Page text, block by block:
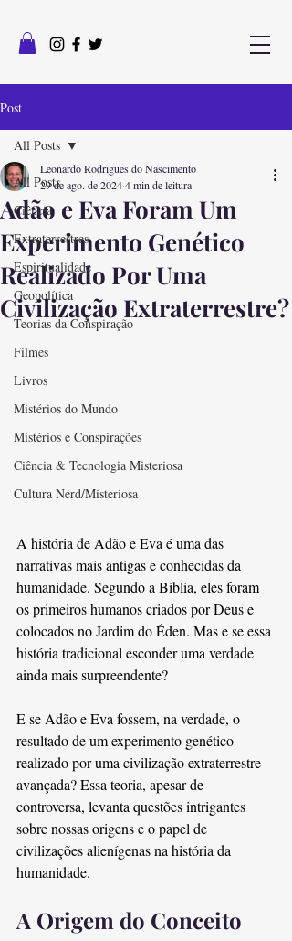
Post
All Posts
Ciência
Extraterrestres
Espiritualidade
Geopolítica
Teorias da Conspiração
Filmes
Livros
Mistérios do Mundo
Mistérios e Conspirações
Ciência & Tecnologia Misteriosa
Cultura Nerd/Misteriosa
All Posts
Adão e Eva Foram Um
Experimento Genético
Realizado Por Uma
Civilização Extraterrestre?
Leonardo Rodrigues do Nascimento
29 de ago. de 20244 min de leitura
A história de Adão e Eva é uma das
narrativas mais antigas e conhecidas da
humanidade. Segundo a Bíblia, eles foram
os primeiros humanos criados por Deus e
colocados no Jardim do Éden. Mas e se essa
história tradicional esconder uma verdade
ainda mais surpreendente?
E se Adão e Eva fossem, na verdade, o
resultado de um experimento genético
realizado por uma civilização extraterrestre
avançada? Essa teoria, apesar de
controversa, levanta questões intrigantes
sobre nossas origens e o papel de
civilizações alienígenas na história da
humanidade.
A Origem do Conceito